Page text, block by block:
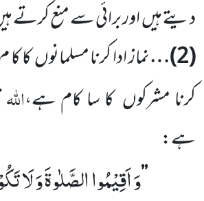
دیتے ہیںاور برائی سے منع کرتے
(
2
)…نماز ادا کرنا مسلمانوںکا
کرنا مشرکوں کا سا کام ہے،اللہ
ہے:
’’وَ اَقِیْمُوا الصَّلٰوةَ وَ لَا